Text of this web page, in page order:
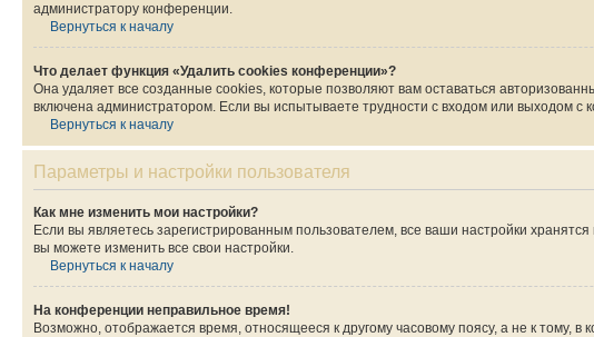
администратору конференции.
Вернуться к началу
Что делает функция «Удалить cookies конференции»?
Она удаляет все созданные cookies, которые позволяют вам оставаться
включена администратором. Если вы испытываете трудности с входом или выходом
Вернуться к началу
Параметры и настройки пользователя
Как мне изменить мои настройки?
Если вы являетесь зарегистрированным пользователем, все ваши настройки
вы можете изменить все свои настройки.
Вернуться к началу
На конференции неправильное время!
Возможно, отображается время, относящееся к другому часовому поясу, а не к тому,